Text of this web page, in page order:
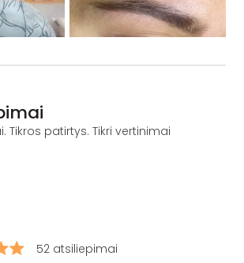
Tikros patirtys. Tikri vertinimai
52 atsiliepimai